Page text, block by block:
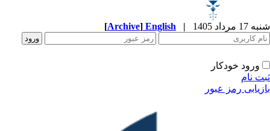
|
English
[ Archive
عبور